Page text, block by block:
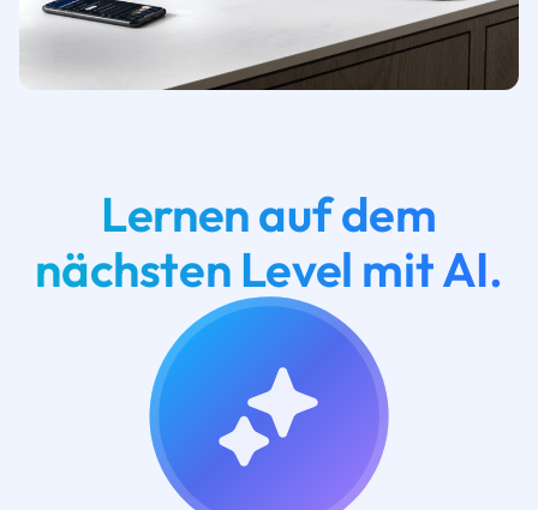
Lernen auf dem
nächsten Level mit AI.